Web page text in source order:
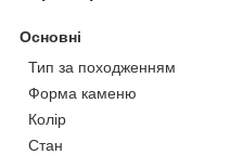
Основні
Тип за походженням
Форма каменю
Колір
Стан